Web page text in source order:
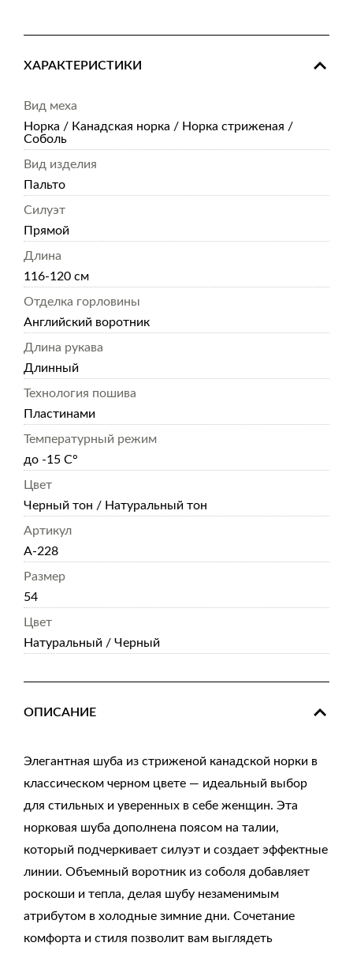
ХАРАКТЕРИСТИКИ
Вид меха
Норка / Канадская норка / Норка стриженая /
Соболь
Вид изделия
Пальто
Силуэт
Прямой
Длина
116-120 см
Отделка горловины
Английский воротник
Длина рукава
Длинный
Технология пошива
Пластинами
Температурный режим
до -15 С°
Цвет
Черный тон / Натуральный тон
Артикул
А-228
Размер
54
Цвет
Натуральный / Черный
ОПИСАНИЕ
Элегантная шуба из стриженой канадской норки в
классическом черном цвете — идеальный выбор
для стильных и уверенных в себе женщин. Эта
норковая шуба дополнена поясом на талии,
который подчеркивает силуэт и создает эффектные
линии. Объемный воротник из соболя добавляет
роскоши и тепла, делая шубу незаменимым
атрибутом в холодные зимние дни. Сочетание
комфорта и стиля позволит вам выглядеть